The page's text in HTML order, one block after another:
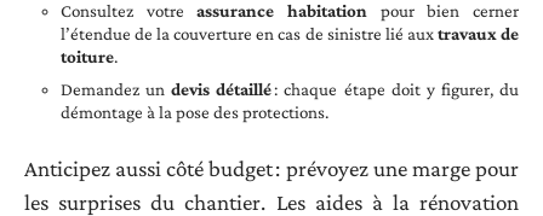
Consultez votreassurance habitation pour bien cerner
l’étendue de la couverture en cas de sinistre lié auxtravaux de
toiture.
Demandez undevis détaillé: chaque étape doit y figurer, du
démontage à la pose des protections.
Anticipez aussi côté budget : prévoyez une marge pour
les surprises du chantier. Les aides à la rénovation